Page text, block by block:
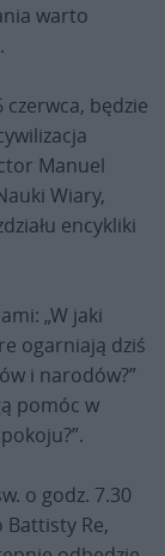
warto
będzie
Manuel
Wiary,
encykliki
„W jaki
ogarniają dziś
i narodów?”
pomóc w
o godz. 7.30
Re,